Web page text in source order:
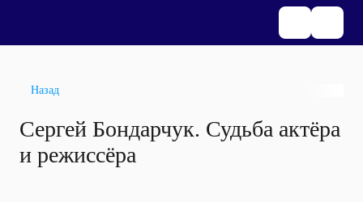
Назад
Сергей Бондарчук. Судьба актёра
и режиссёра